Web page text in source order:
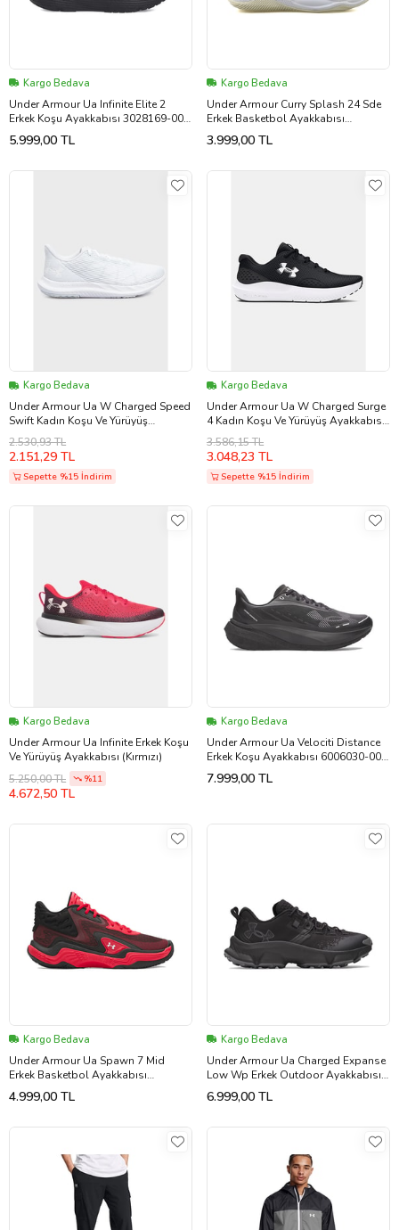
Kargo Bedava
Under Armour Ua Infinite Elite 2
Erkek Koşu Ayakkabısı 3028169-004
Siyah
5.999,00 TL
Kargo Bedava
Under Armour Curry Splash 24 Sde
Erkek Basketbol Ayakkabısı
3028192-100 Bej
3.999,00 TL
Kargo Bedava
Under Armour Ua W Charged Speed
Swift Kadın Koşu Ve Yürüyüş
Ayakkabısı (Beyaz)
2.530,93 TL
2.151,29 TL
Sepette %15 İndirim
Kargo Bedava
Under Armour Ua W Charged Surge
4 Kadın Koşu Ve Yürüyüş Ayakkabısı
(Siyah)
3.586,15 TL
3.048,23 TL
Sepette %15 İndirim
Kargo Bedava
Under Armour Ua Infinite Erkek Koşu
Ve Yürüyüş Ayakkabısı (Kırmızı)
5.250,00 TL
%11
4.672,50 TL
Kargo Bedava
Under Armour Ua Velociti Distance
Erkek Koşu Ayakkabısı 6006030-001
Siyah
7.999,00 TL
Kargo Bedava
Under Armour Ua Spawn 7 Mid
Erkek Basketbol Ayakkabısı
6000753-600 Kırmızı
4.999,00 TL
Kargo Bedava
Under Armour Ua Charged Expanse
Low Wp Erkek Outdoor Ayakkabısı
6000768-001 Siyah
6.999,00 TL